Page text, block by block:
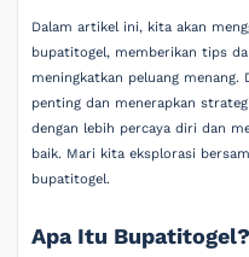
Dalam artikel ini, kita akan
bupatitogel, memberikan tips
meningkatkan peluang menang.
penting dan menerapkan
dengan lebih percaya diri dan
baik. Mari kita eksplorasi
bupatitogel.
Apa Itu Bupatitogel?